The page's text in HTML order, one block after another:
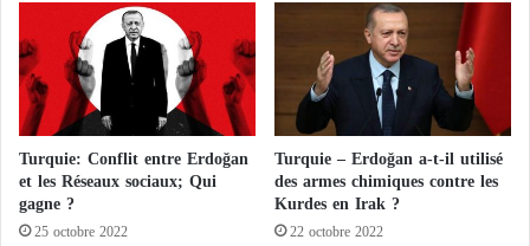
Turquie: Conflit entre Erdoğan
et les Réseaux sociaux; Qui
gagne ?
25 octobre 2022
Turquie – Erdoğan a-t-il utilisé
des armes chimiques contre les
Kurdes en Irak ?
22 octobre 2022